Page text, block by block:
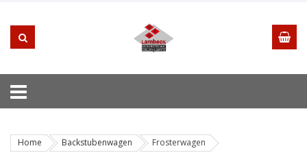
Home Backstubenwagen Frosterwagen